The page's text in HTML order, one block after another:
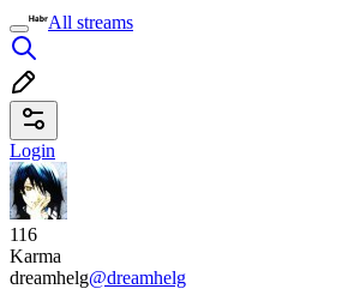
All streams
Login
116
Karma
dreamhelg@dreamhelg